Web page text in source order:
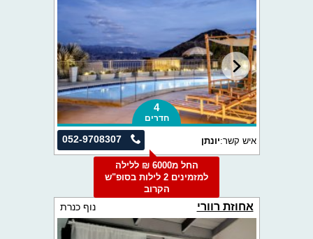
4
חדרים
052-9708307 איש קשר:יונתן
החל מ6000 ₪ ללילה
למזמינים 2 לילות בסופ"ש
הקרוב
אחוזת רוורי נוף כנרת